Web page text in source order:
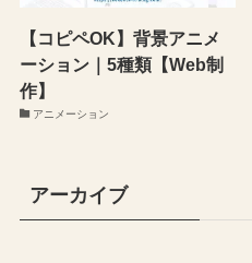
【コピペOK】背景アニメ
ーション｜5種類【Web制
作】
アニメーション
アーカイブ